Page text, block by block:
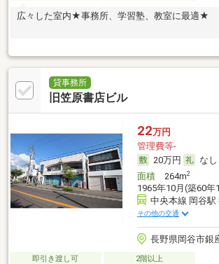
広々した室内★事務所、学習塾、教室に最適★
貸事務所
旧笠原書店ビル
22万円
管理費等-
20万円
なし
面積264m2
1965年10月(築60年
中央本線 岡谷駅
その他の交通
長野県岡谷市銀
即引き渡し可 2階以上